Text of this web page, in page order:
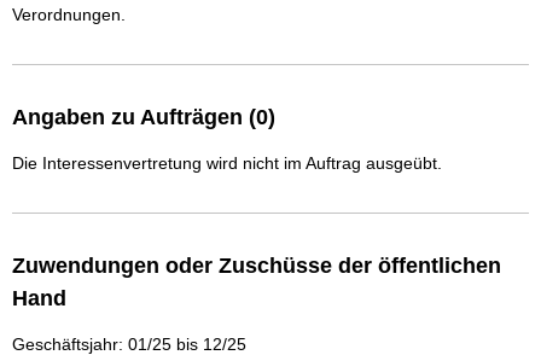
Verordnungen.
Angaben zu Aufträgen (0)
Die Interessenvertretung wird nicht im Auftrag ausgeübt.
Zuwendungen oder Zuschüsse der öffentlichen
Hand
Geschäftsjahr: 01/25 bis 12/25